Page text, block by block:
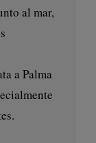
al mar,
a Palma